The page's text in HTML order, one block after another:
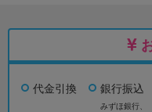
代金引換 銀行振込
みずほ銀行、